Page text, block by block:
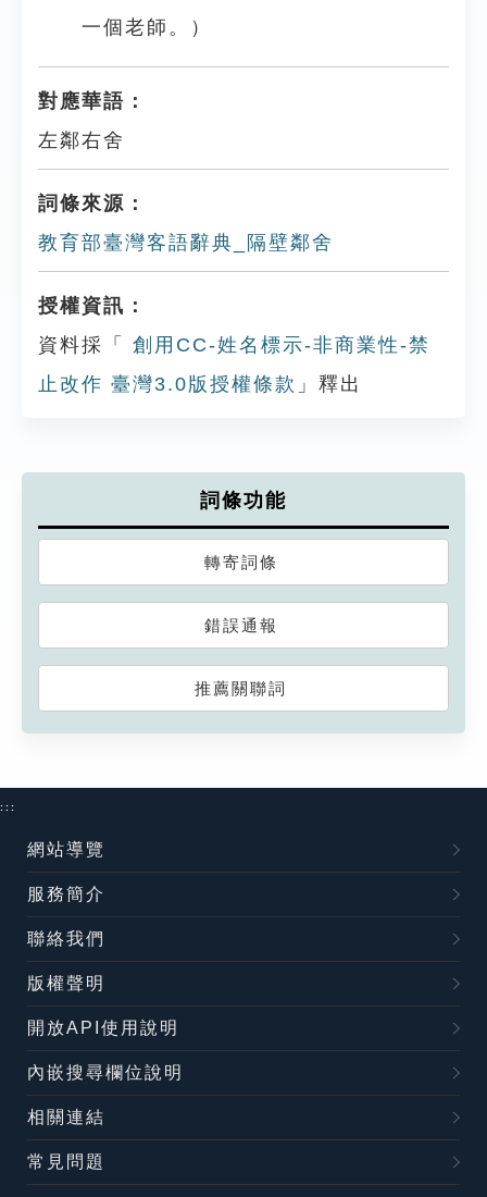
一個老師。）
對應華語：
左鄰右舍
詞條來源：
教育部臺灣客語辭典_隔壁鄰舍
授權資訊：
資料採「
創用CC-姓名標示-非商業性-禁
止改作 臺灣3.0版授權條款 」釋出
詞條功能
轉寄詞條
錯誤通報
推薦關聯詞
:::
網站導覽
服務簡介
聯絡我們
版權聲明
開放API使用說明
內嵌搜尋欄位說明
相關連結
常見問題